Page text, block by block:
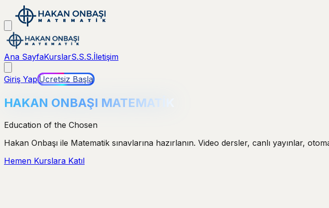
Ana SayfaKurslarS.S.S.İletişim
Giriş Yap Ücretsiz Başla
HAKAN ONBAŞI MATEMATİK
Education of the Chosen
Hakan Onbaşı ile Matematik sınavlarına hazırlanın. Video dersler, canlı yayınlar,
Hemen Kurslara Katıl